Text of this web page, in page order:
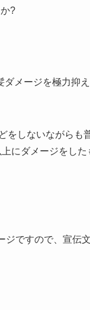
?
メージを極力抑
をしないながらも
にダメージをし
ですので、宣伝